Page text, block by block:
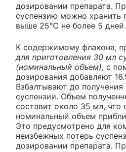
дозировании препарата.
суспензию можно хранить
выше 25°С не более 5 дней.
К содержимому флакона,
для приготовления 30 мл
(номинальный объем), с
дозирования добавляют
Взбалтывают до
суспензии. Объем
составит около 35 мл, что
номинальный объем
Это предусмотрено для
неизбежных потерь
дозировании препарата.